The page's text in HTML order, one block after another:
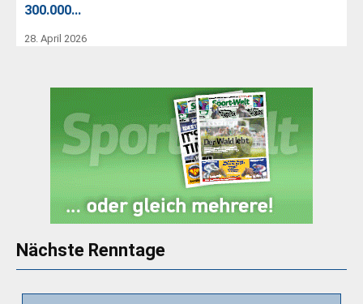
300.000…
28. April 2026
Nächste Renntage